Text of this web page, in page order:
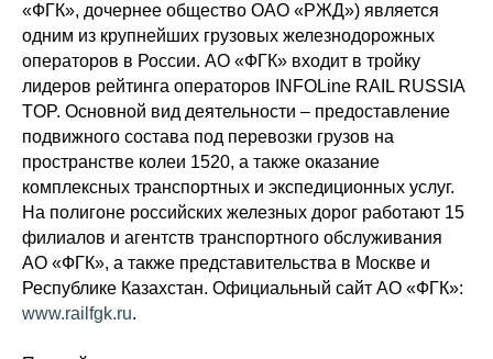
«ФГК», дочернее общество ОАО «РЖД») является
одним из крупнейших грузовых железнодорожных
операторов в России. АО «ФГК» входит в тройку
лидеров рейтинга операторов INFOLine RAIL RUSSIA
TOP. Основной вид деятельности – предоставление
подвижного состава под перевозки грузов на
пространстве колеи 1520, а также оказание
комплексных транспортных и экспедиционных услуг.
На полигоне российских железных дорог работают 15
филиалов и агентств транспортного обслуживания
АО «ФГК», а также представительства в Москве и
Республике Казахстан. Официальный сайт АО «ФГК»:
www.railfgk.ru.